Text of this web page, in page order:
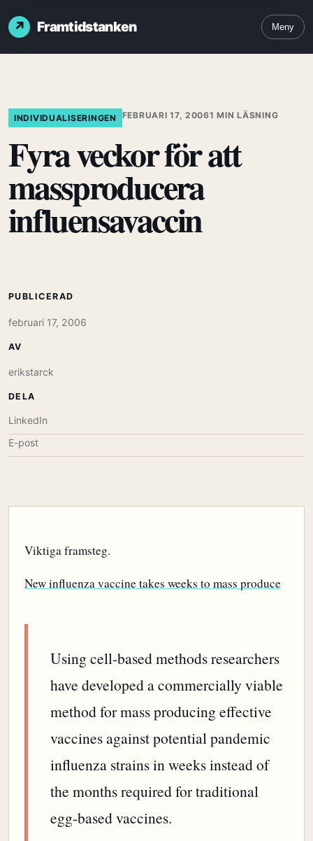
Framtidstanken Meny
INDIVIDUALISERINGEN FEBRUARI 17, 20061 MIN LÄSNING
Fyra veckor för att
massproducera
influensavaccin
Viktiga framsteg.
New influenza vaccine takes weeks to mass produce
Using cell-based methods researchers
have developed a commercially viable
method for mass producing effective
vaccines against potential pandemic
influenza strains in weeks instead of
the months required for traditional
egg-based vaccines.
PUBLICERAD
februari 17, 2006
AV
erikstarck
DELA
LinkedIn
E-post